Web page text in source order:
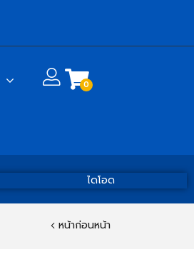
0
ไดโอด
หน้าก่อนหน้า